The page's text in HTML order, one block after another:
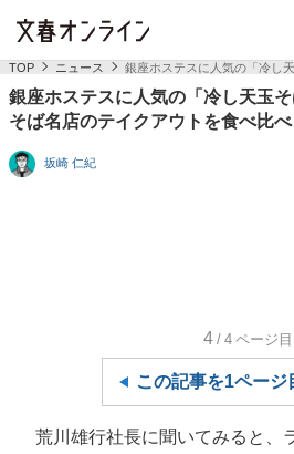
TOP ニュース 銀座ホステスに人気の「冷し
銀座ホステスに人気の「冷し天玉
そば名店のテイクアウトを食べ比
坂崎 仁紀
4 /4 ページ目
この記事を1ページ
荒川雄行社長に聞いてみると、